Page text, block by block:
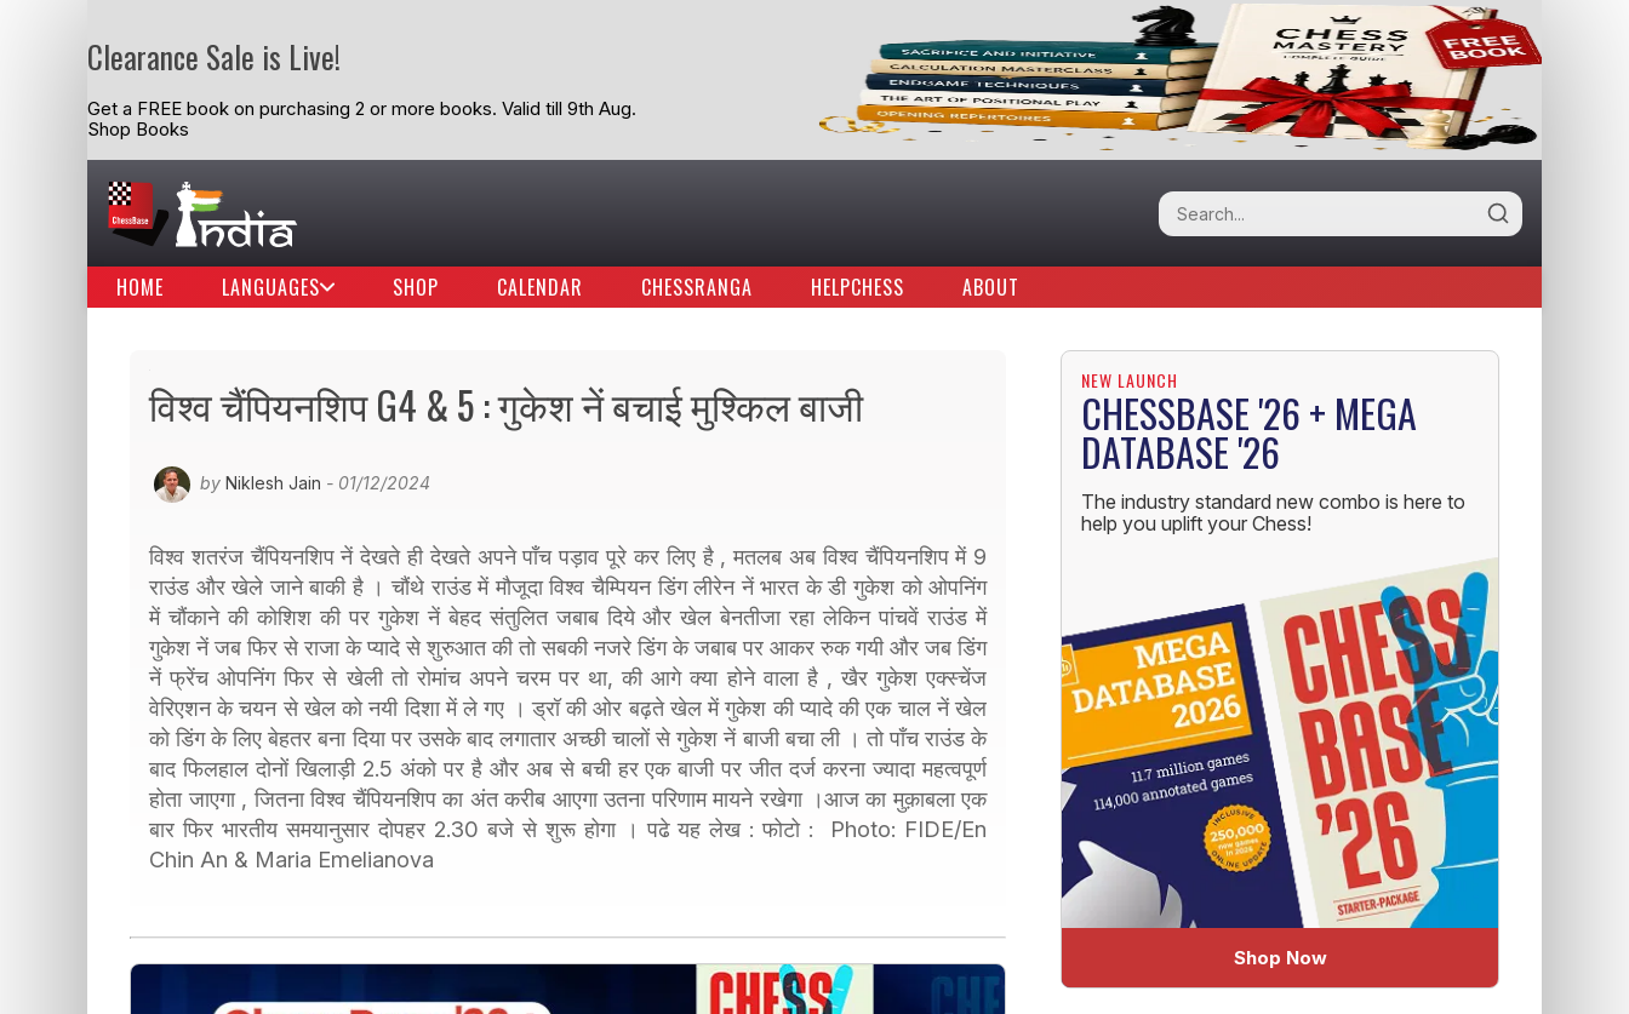
Clearance Sale is Live!
Get a FREE book on purchasing 2 or more books. Valid till 9th Aug.
Shop Books
HOME LANGUAGES SHOP CALENDAR CHESSRANGA HELPCHESS ABOUT
विश्व चैंपियनशिप G4 & 5 : गुकेश नें बचाई मुश्किल बाजी
by Niklesh Jain - 01/12/2024
विश्व शतरंज चैंपियनशिप नें देखते ही देखते अपने पाँच पड़ाव पूरे कर लिए है , मतलब अब विश्व चैंपियनशिप में 9
राउंड और खेले जाने बाकी है । चौंथे राउंड में मौजूदा विश्व चैम्पियन डिंग लीरेन नें भारत के डी गुकेश को ओपनिंग
में चौंकाने की कोशिश की पर गुकेश नें बेहद संतुलित जबाब दिये और खेल बेनतीजा रहा लेकिन पांचवें राउंड में
गुकेश नें जब फिर से राजा के प्यादे से शुरुआत की तो सबकी नजरे डिंग के जबाब पर आकर रुक गयी और जब डिंग
नें फ्रेंच ओपनिंग फिर से खेली तो रोमांच अपने चरम पर था, की आगे क्या होने वाला है , खैर गुकेश एक्स्चेंज
वेरिएशन के चयन से खेल को नयी दिशा में ले गए । ड्रॉ की ओर बढ़ते खेल में गुकेश की प्यादे की एक चाल नें खेल
को डिंग के लिए बेहतर बना दिया पर उसके बाद लगातार अच्छी चालों से गुकेश नें बाजी बचा ली । तो पाँच राउंड के
बाद फिलहाल दोनों खिलाड़ी 2.5 अंको पर है और अब से बची हर एक बाजी पर जीत दर्ज करना ज्यादा महत्वपूर्ण
होता जाएगा , जितना विश्व चैंपियनशिप का अंत करीब आएगा उतना परिणाम मायने रखेगा ।आज का मुक़ाबला एक
बार फिर भारतीय समयानुसार दोपहर 2.30 बजे से शुरू होगा । पढे यह लेख : फोटो : Photo: FIDE/En
Chin An & Maria Emelianova
NEW LAUNCH
CHESSBASE '26 + MEGA
DATABASE '26
The industry standard new combo is here to
help you uplift your Chess!
Shop Now